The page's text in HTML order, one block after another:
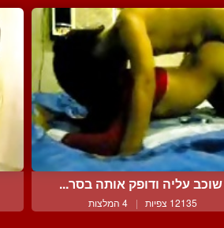
שוכב עליה ודופק אותה בסר...
12135 צפיות | 4 המלצות